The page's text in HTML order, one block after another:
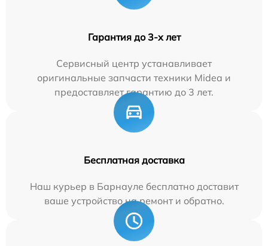
Гарантия до 3-х лет
Сервисный центр устанавливает
оригинальные запчасти техники Midea и
предоставляет гарантию до 3 лет.
Бесплатная доставка
Наш курьер в Барнауле бесплатно доставит
ваше устройство на ремонт и обратно.